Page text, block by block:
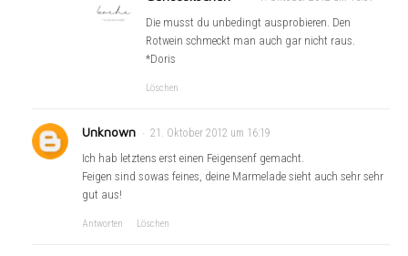
Die musst du unbedingt ausprobieren. Den
Rotwein schmeckt man auch gar nicht raus.
*Doris
Löschen
Unknown 21. Oktober 2012 um 16:19
Ich hab letztens erst einen Feigensenf gemacht.
Feigen sind sowas feines, deine Marmelade sieht auch sehr sehr
gut aus!
Antworten Löschen